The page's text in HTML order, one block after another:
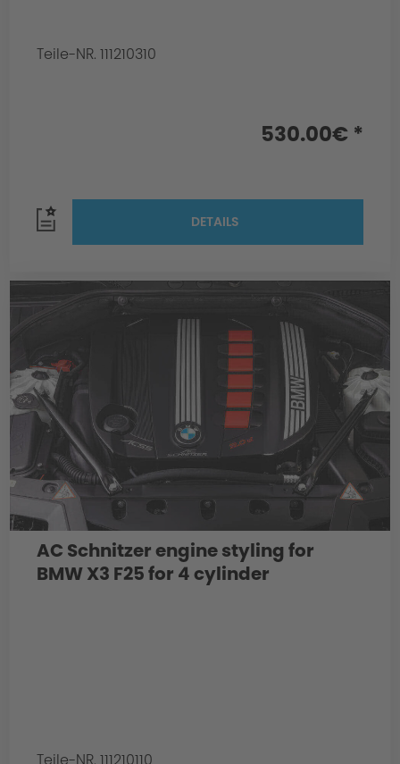
Teile-NR. 111210310
530.00€ *
DETAILS
AC Schnitzer engine styling for
BMW X3 F25 for 4 cylinder